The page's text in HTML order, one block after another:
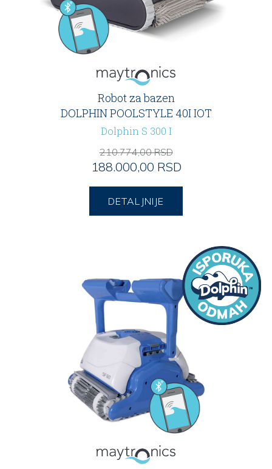
Robot za bazen
DOLPHIN POOLSTYLE 40I IOT
Dolphin S 300 I
210.774,00 RSD
188.000,00 RSD
DETALJNIJE